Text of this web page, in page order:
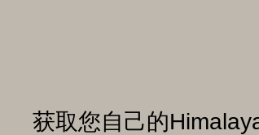
获取您自己的